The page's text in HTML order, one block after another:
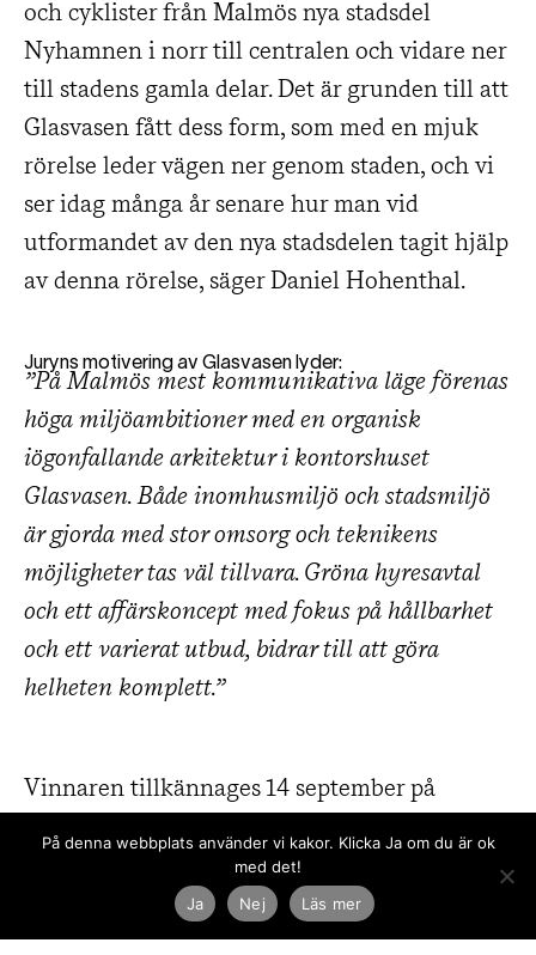
och cyklister från Malmös nya stadsdel
Nyhamnen i norr till centralen och vidare ner
till stadens gamla delar. Det är grunden till att
Glasvasen fått dess form, som med en mjuk
rörelse leder vägen ner genom staden, och vi
ser idag många år senare hur man vid
utformandet av den nya stadsdelen tagit hjälp
av denna rörelse, säger Daniel Hohenthal.
Juryns motivering av Glasvasen lyder:
”På Malmös mest kommunikativa läge förenas
höga miljöambitioner med en organisk
iögonfallande arkitektur i kontorshuset
Glasvasen. Både inomhusmiljö och stadsmiljö
är gjorda med stor omsorg och teknikens
möjligheter tas väl tillvara. Gröna hyresavtal
och ett affärskoncept med fokus på hållbarhet
och ett varierat utbud, bidrar till att göra
helheten komplett.”
Vinnaren tillkännages 14 september på
Stadsbyggnadspriset 2018 ut.
Läs mer om Gröna Lansen och
På denna webbplats använder vi kakor. Klicka Ja om du är ok
med det!
Ja
Nej Läs mer